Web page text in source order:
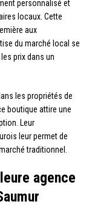
personnalisé et
locaux. Cette
aux
du marché local se
prix dans un
les propriétés de
boutique attire une
Leur
leur permet de
traditionnel.
agence